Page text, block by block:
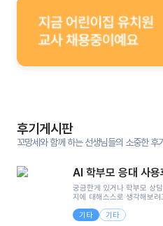
후기게시판
꼬망세와 함께 하는 선생님들의 소중한 후기
AI 학부모 응대 사용
궁금한게 있거나 학부모 상
지에 대해스스로 생각해보
려니 어려울때가...^^(저만
기타 기타